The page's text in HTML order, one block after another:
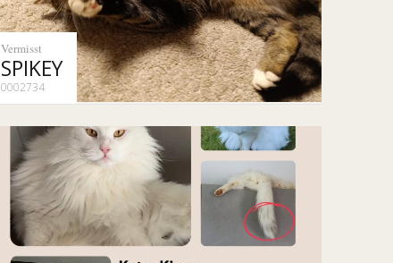
Vermisst
SPIKEY
0002734